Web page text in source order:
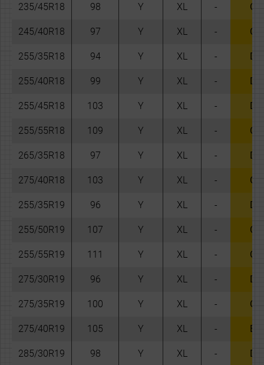
235/45R18 98 Y XL - C
245/40R18 97 Y XL - C
255/35R18 94 Y XL - D
255/40R18 99 Y XL - D
255/45R18 103 Y XL - D
255/55R18 109 Y XL - C
265/35R18 97 Y XL - D
275/40R18 103 Y XL - C
255/35R19 96 Y XL - D
255/50R19 107 Y XL - C
255/55R19 111 Y XL - C
275/30R19 96 Y XL - D
275/35R19 100 Y XL - C
275/40R19 105 Y XL - B
285/30R19 98 Y XL - D